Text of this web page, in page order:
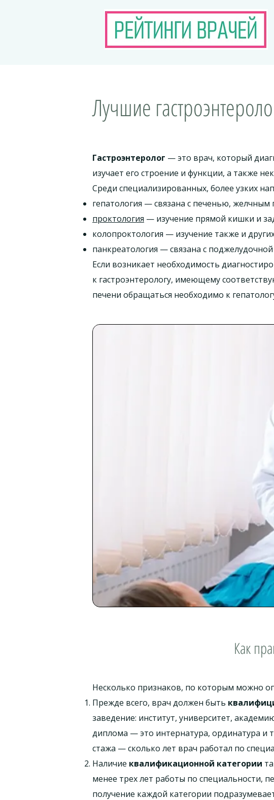
Лучшие
Гастроэнтеролог — это врач, который
изучает его строение и функции, а также
Среди специализированных, более узких
гепатология — связана с печенью,
проктология — изучение прямой кишки и
колопроктология — изучение также и
панкреатология — связана с
Если возникает необходимость
к гастроэнтерологу, имеющему
печени обращаться необходимо к
Как
Несколько признаков, по которым можно
Прежде всего, врач должен быть
заведение: институт, университет,
диплома — это интернатура, ординатура и
стажа — сколько лет врач работал по
Наличие квалификационной категории
менее трех лет работы по специальности,
получение каждой категории